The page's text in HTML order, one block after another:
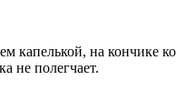
на кончике
не полегчает.